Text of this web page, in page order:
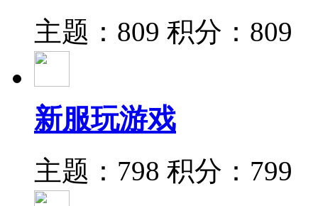
主题：809 积分：809
新服玩游戏
主题：798 积分：799